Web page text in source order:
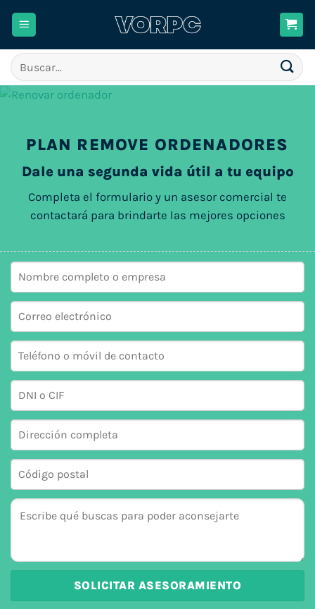
Buscar
por:
PLAN REMOVE ORDENADORES
Dale una segunda vida útil a tu equipo
Completa el formulario y un asesor comercial te
contactará para brindarte las mejores opciones